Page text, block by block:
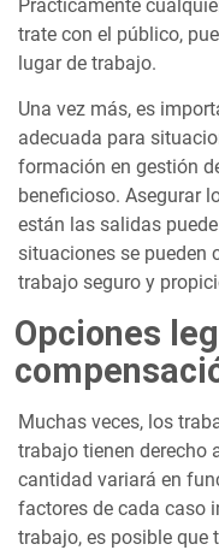
Prácticamente
trate con el público,
lugar de trabajo.
Una vez más, es
adecuada para
formación en gestión
beneficioso. Asegurar
están las salidas
situaciones se pueden
trabajo seguro y
Opciones
Muchas veces, los
trabajo tienen derecho
cantidad variará en
factores de cada caso
trabajo, es posible que